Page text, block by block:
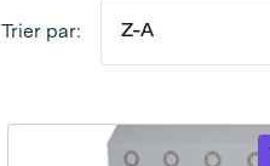
Trier par: Z-A